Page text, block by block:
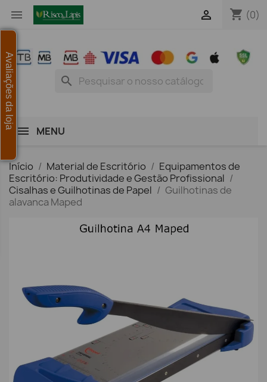
 shopping_cart (0)

search
MENU
Início Material de Escritório
Equipamentos de
Escritório: Produtividade e Gestão Profissional
Cisalhas e Guilhotinas de Papel
Guilhotinas de
alavanca Maped
Avaliações da loja